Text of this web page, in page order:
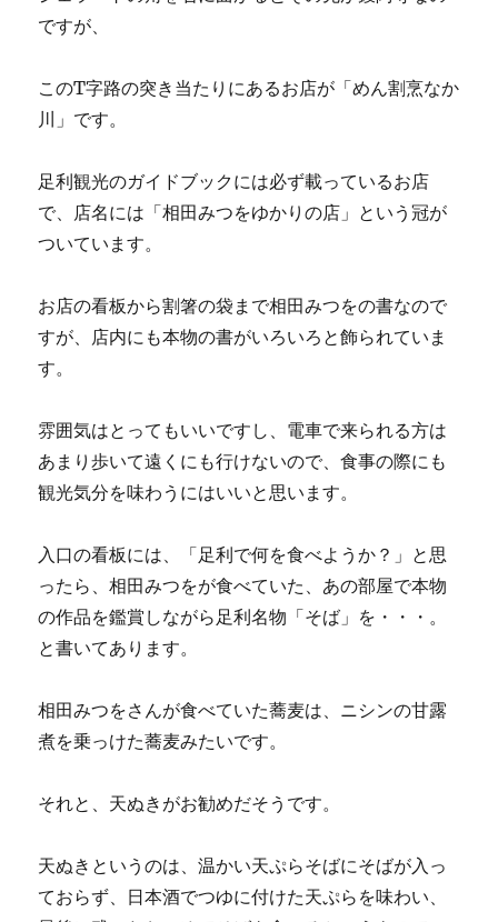
ですが、
このT字路の突き当たりにあるお店が「めん割烹なか
川」です。
足利観光のガイドブックには必ず載っているお店
で、店名には「相田みつをゆかりの店」という冠が
ついています。
お店の看板から割箸の袋まで相田みつをの書なので
すが、店内にも本物の書がいろいろと飾られていま
す。
雰囲気はとってもいいですし、電車で来られる方は
あまり歩いて遠くにも行けないので、食事の際にも
観光気分を味わうにはいいと思います。
入口の看板には、「足利で何を食べようか？」と思
ったら、相田みつをが食べていた、あの部屋で本物
の作品を鑑賞しながら足利名物「そば」を・・・。
と書いてあります。
相田みつをさんが食べていた蕎麦は、ニシンの甘露
煮を乗っけた蕎麦みたいです。
それと、天ぬきがお勧めだそうです。
天ぬきというのは、温かい天ぷらそばにそばが入っ
ておらず、日本酒でつゆに付けた天ぷらを味わい、